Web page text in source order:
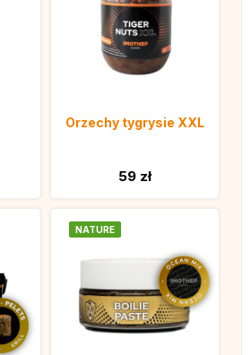
Orzechy tygrysie XXL
59 zł
NATURE